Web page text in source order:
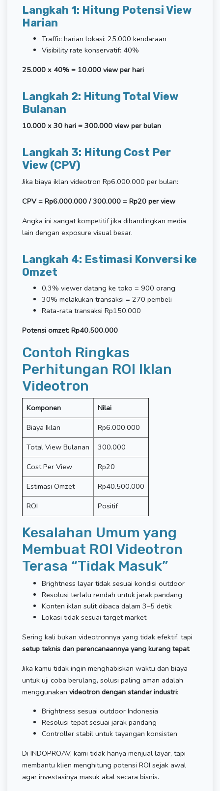
Langkah 1: Hitung Potensi View
Harian
Traffic harian lokasi: 25.000 kendaraan
Visibility rate konservatif: 40%
25.000 x 40% = 10.000 view per hari
Langkah 2: Hitung Total View
Bulanan
10.000 x 30 hari = 300.000 view per bulan
Langkah 3: Hitung Cost Per
View (CPV)
Jika biaya iklan videotron Rp6.000.000 per bulan:
CPV = Rp6.000.000 / 300.000 = Rp20 per view
Angka ini sangat kompetitif jika dibandingkan media
lain dengan exposure visual besar.
Langkah 4: Estimasi Konversi ke
Omzet
0,3% viewer datang ke toko = 900 orang
30% melakukan transaksi = 270 pembeli
Rata-rata transaksi Rp150.000
Potensi omzet: Rp40.500.000
Contoh Ringkas
Perhitungan ROI Iklan
Videotron
Komponen
Nilai
Biaya Iklan
Rp6.000.000
Total View Bulanan
300.000
Cost Per View
Rp20
Estimasi Omzet
Rp40.500.000
ROI
Positif
Kesalahan Umum yang
Membuat ROI Videotron
Terasa “Tidak Masuk”
Brightness layar tidak sesuai kondisi outdoor
Resolusi terlalu rendah untuk jarak pandang
Konten iklan sulit dibaca dalam 3–5 detik
Lokasi tidak sesuai target market
Sering kali bukan videotronnya yang tidak efektif, tapi
setup teknis dan perencanaannya yang kurang tepat.
Jika kamu tidak ingin menghabiskan waktu dan biaya
untuk uji coba berulang, solusi paling aman adalah
menggunakan videotron dengan standar industri:
Brightness sesuai outdoor Indonesia
Resolusi tepat sesuai jarak pandang
Controller stabil untuk tayangan konsisten
Di INDOPROAV, kami tidak hanya menjual layar, tapi
membantu klien menghitung potensi ROI sejak awal
agar investasinya masuk akal secara bisnis.